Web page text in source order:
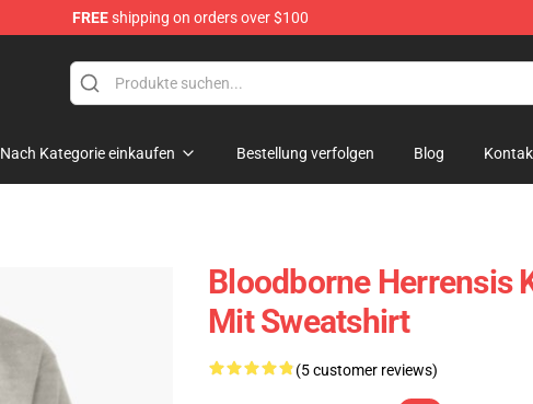
FREEshipping on orders over $100
Nach Kategorie einkaufen Bestellung verfolgen Blog
Bloodborne Herrensis
Mit Sweatshirt
(5 customer reviews)